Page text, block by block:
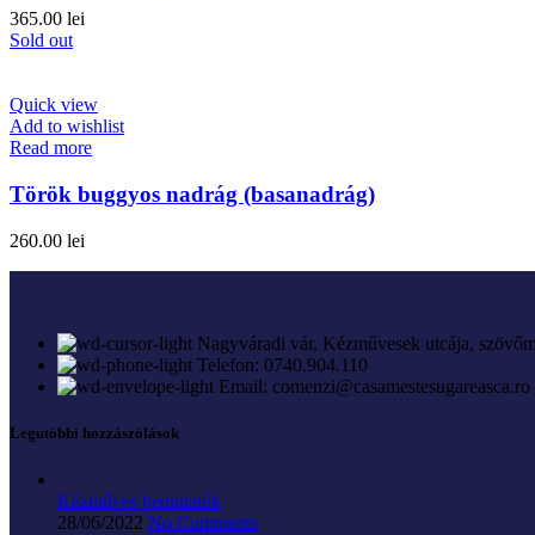
365.00 lei
Sold out
Quick view
Add to wishlist
Read more
Török buggyos nadrág (basanadrág)
260.00 lei
Nagyváradi vár, Kézművesek utcája,
Telefon: 0740.904.110
Email: comenzi@casamestesugareasca.ro
Legutóbbi hozzászólások
Kézműves bemutatók
28/06/2022 No Comments